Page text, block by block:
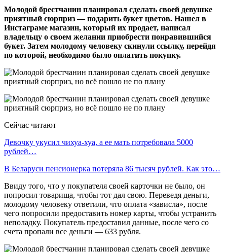
Молодой брестчанин планировал сделать своей девушке
приятный сюрприз — подарить букет цветов. Нашел в
Инстаграме магазин, который их продает, написал
владельцу о своем желании приобрести понравившийся
букет. Затем молодому человеку скинули ссылку, перейдя
по которой, необходимо было оплатить покупку.
Сейчас читают
Девочку укусил чихуа-хуа, а ее мать потребовала 5000
рублей…
В Беларуси пенсионерка потеряла 86 тысяч рублей. Как это…
Ввиду того, что у покупателя своей карточки не было, он
попросил товарища, чтобы тот дал свою. Переведя деньги,
молодому человеку ответили, что оплата «зависла», после
чего попросили предоставить номер карты, чтобы устранить
неполадку. Покупатель предоставил данные, после чего со
счета пропали все деньги — 633 рубля.